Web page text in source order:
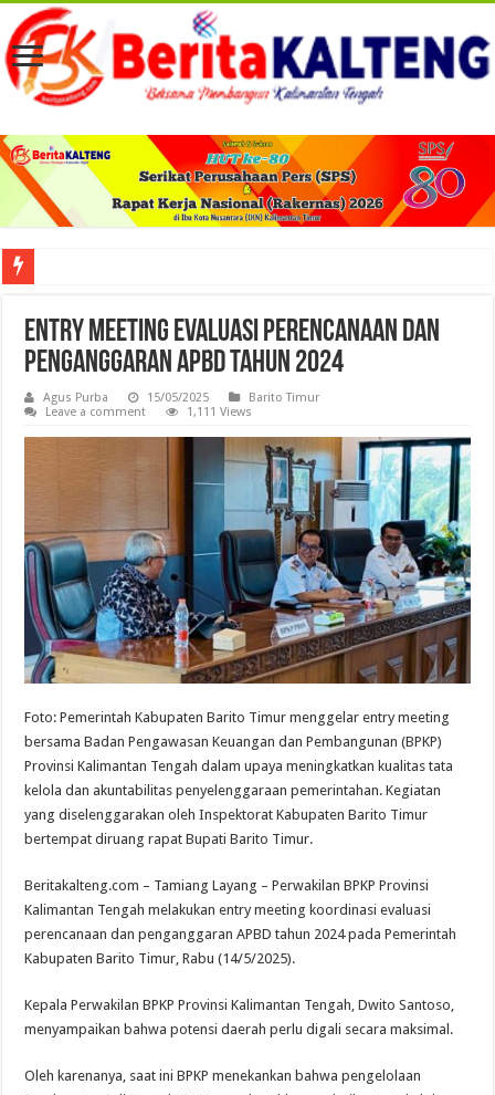
Entry Meeting Evaluasi Perencanaan dan
Penganggaran APBD Tahun 2024
Agus Purba 15/05/2025
Barito Timur
Leave a comment
1,111 Views
Foto: Pemerintah Kabupaten Barito Timur menggelar entry meeting
bersama Badan Pengawasan Keuangan dan Pembangunan (BPKP)
Provinsi Kalimantan Tengah dalam upaya meningkatkan kualitas tata
kelola dan akuntabilitas penyelenggaraan pemerintahan. Kegiatan
yang diselenggarakan oleh Inspektorat Kabupaten Barito Timur
bertempat diruang rapat Bupati Barito Timur.
Beritakalteng.com – Tamiang Layang – Perwakilan BPKP Provinsi
Kalimantan Tengah melakukan entry meeting koordinasi evaluasi
perencanaan dan penganggaran APBD tahun 2024 pada Pemerintah
Kabupaten Barito Timur, Rabu (14/5/2025).
Kepala Perwakilan BPKP Provinsi Kalimantan Tengah, Dwito Santoso,
menyampaikan bahwa potensi daerah perlu digali secara maksimal.
Oleh karenanya, saat ini BPKP menekankan bahwa pengelolaan